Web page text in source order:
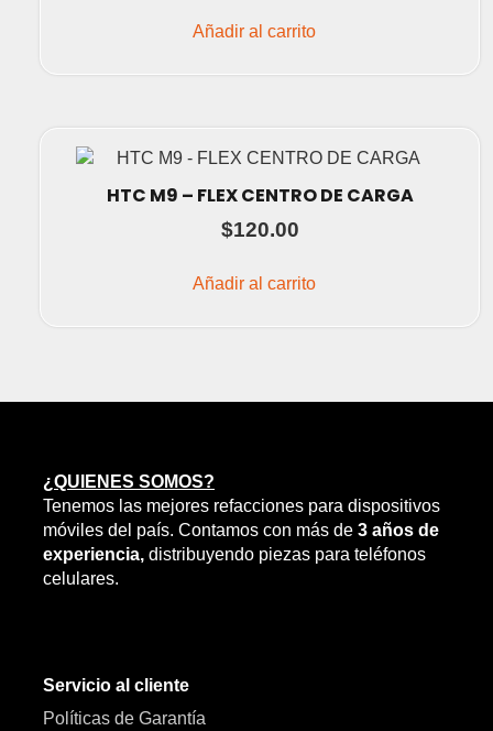
Añadir al carrito
HTC M9 – FLEX CENTRO DE CARGA
$120.00
Añadir al carrito
¿QUIENES SOMOS?
Tenemos las mejores refacciones para dispositivos
móviles del país. Contamos con más de 3 años de
experiencia, distribuyendo piezas para teléfonos
celulares.
Servicio al cliente
Políticas de Garantía